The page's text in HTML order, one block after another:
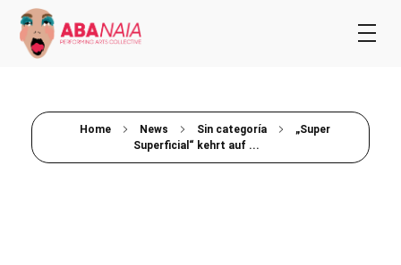
Home News Sin categoría
„Super
Superficial“ kehrt auf ...